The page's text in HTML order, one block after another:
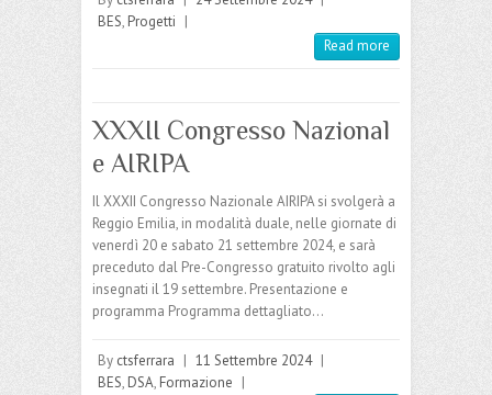
BES, Progetti |
Read more
XXXII Congresso Nazional
e AIRIPA
Il XXXII Congresso Nazionale AIRIPA si svolgerà a
Reggio Emilia, in modalità duale, nelle giornate di
venerdì 20 e sabato 21 settembre 2024, e sarà
preceduto dal Pre-Congresso gratuito rivolto agli
insegnati il 19 settembre. Presentazione e
programma Programma dettagliato…
By ctsferrara | 11 Settembre 2024 |
BES, DSA, Formazione |